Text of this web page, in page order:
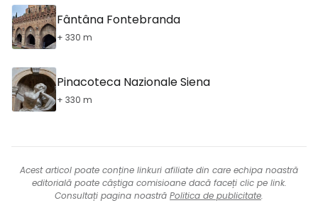
Fântâna Fontebranda
+ 330 m
Pinacoteca Nazionale Siena
+ 330 m
Acest articol poate conține linkuri afiliate din care echipa noastră
editorială poate câștiga comisioane dacă faceți clic pe link.
Consultați pagina noastră Politica de publicitate.